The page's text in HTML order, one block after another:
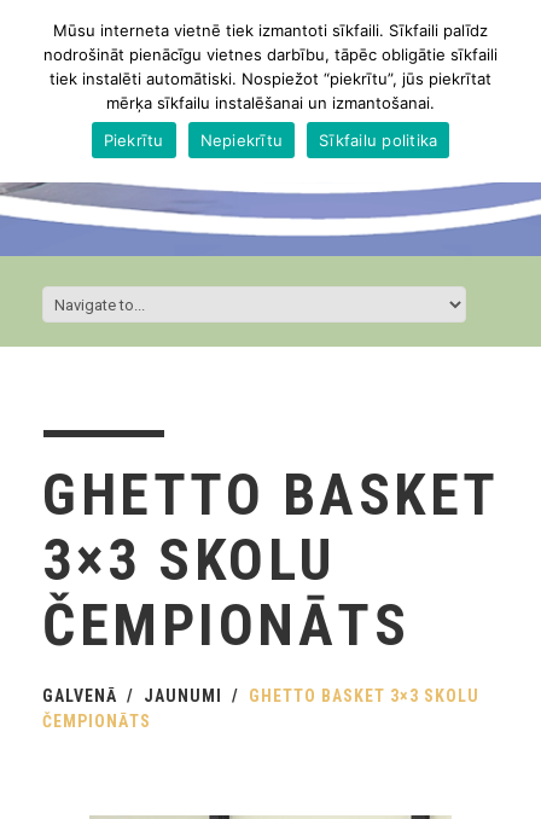
GHETTO BASKET
3×3 SKOLU
ČEMPIONĀTS
GALVENĀ JAUNUMI
GHETTO BASKET 3×3 SKOLU
ČEMPIONĀTS
Mūsu interneta vietnē tiek izmantoti sīkfaili. Sīkfaili palīdz
nodrošināt pienācīgu vietnes darbību, tāpēc obligātie sīkfaili
tiek instalēti automātiski. Nospiežot “piekrītu”, jūs piekrītat
mērķa sīkfailu instalēšanai un izmantošanai.
Piekrītu
Nepiekrītu Sīkfailu politika